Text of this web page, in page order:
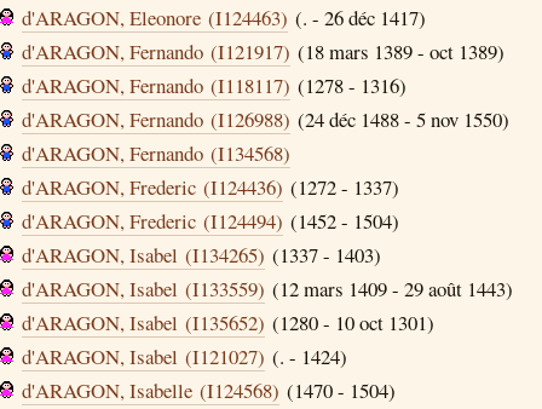
d'ARAGON, Eleonore (I124463) (. - 26 déc 1417)
d'ARAGON, Fernando (I121917) (18 mars 1389 - oct 1389)
d'ARAGON, Fernando (I118117) (1278 - 1316)
d'ARAGON, Fernando (I126988) (24 déc 1488 - 5 nov 1550)
d'ARAGON, Fernando (I134568)
d'ARAGON, Frederic (I124436) (1272 - 1337)
d'ARAGON, Frederic (I124494) (1452 - 1504)
d'ARAGON, Isabel (I134265) (1337 - 1403)
d'ARAGON, Isabel (I133559) (12 mars 1409 - 29 août 1443)
d'ARAGON, Isabel (I135652) (1280 - 10 oct 1301)
d'ARAGON, Isabel (I121027) (. - 1424)
d'ARAGON, Isabelle (I124568) (1470 - 1504)